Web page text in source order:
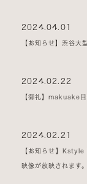
2024.04.01
【お知らせ】渋谷大
2024.02.22
【御礼】makuake
2024.02.21
【お知らせ】
映像が放映されます。